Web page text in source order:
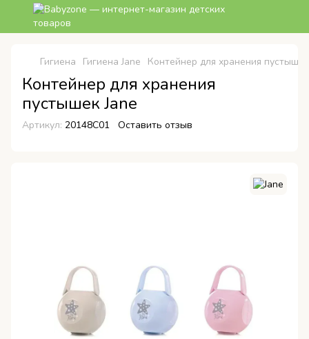
Гигиена Гигиена Jane Контейнер для хранения
Контейнер для хранения
пустышек Jane
Артикул: 20148C01 Оставить отзыв